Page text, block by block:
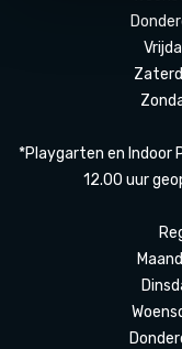
*Playgarten en Indoor
12.00 uur